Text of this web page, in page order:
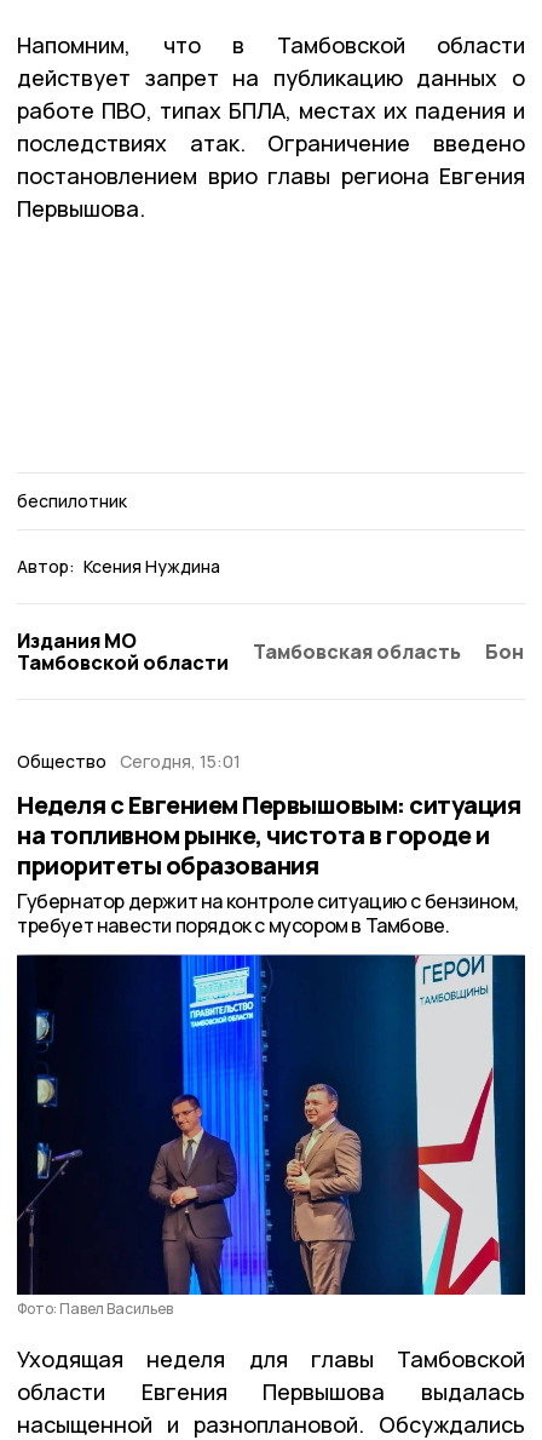
Напомним, что в Тамбовской области
действует запрет на публикацию данных о
работе ПВО, типах БПЛА, местах их падения и
последствиях атак. Ограничение введено
постановлением врио главы региона Евгения
Первышова.
беспилотник
Автор: Ксения Нуждина
Издания МО
Тамбовской области
Тамбовская область
Общество Сегодня, 15:01
Неделя с Евгением Первышовым: ситуация
на топливном рынке, чистота в городе и
приоритеты образования
Губернатор держит на контроле ситуацию с бензином,
требует навести порядок с мусором в Тамбове.
Фото: Павел Васильев
Уходящая неделя для главы Тамбовской
области Евгения Первышова выдалась
насыщенной и разноплановой. Обсуждались